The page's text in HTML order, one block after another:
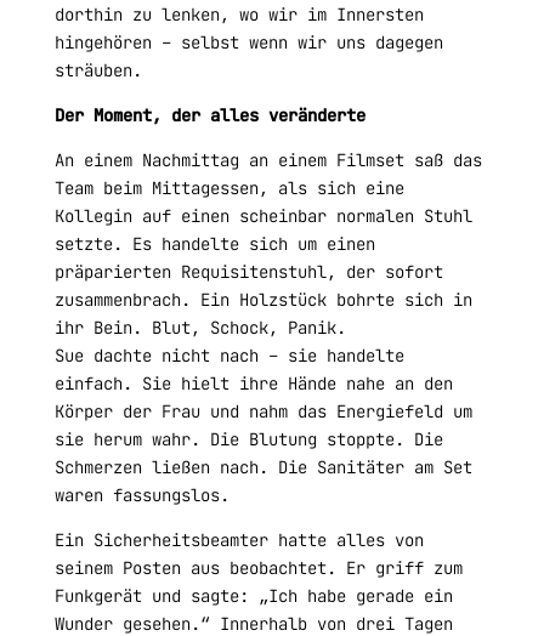
dorthin zu lenken, wo wir im Innersten
hingehören – selbst wenn wir uns dagegen
sträuben.
Der Moment, der alles veränderte
An einem Nachmittag an einem Filmset saß das
Team beim Mittagessen, als sich eine
Kollegin auf einen scheinbar normalen Stuhl
setzte. Es handelte sich um einen
präparierten Requisitenstuhl, der sofort
zusammenbrach. Ein Holzstück bohrte sich in
ihr Bein. Blut, Schock, Panik.
Sue dachte nicht nach – sie handelte
einfach. Sie hielt ihre Hände nahe an den
Körper der Frau und nahm das Energiefeld um
sie herum wahr. Die Blutung stoppte. Die
Schmerzen ließen nach. Die Sanitäter am Set
waren fassungslos.
Ein Sicherheitsbeamter hatte alles von
seinem Posten aus beobachtet. Er griff zum
Funkgerät und sagte: „Ich habe gerade ein
Wunder gesehen.“ Innerhalb von drei Tagen